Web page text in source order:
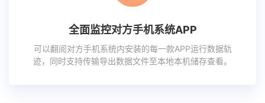
全面监控对方手机系统APP
可以翻阅对方手机系统内安装的每一款APP运行数据轨
迹，同时支持传输导出数据文件至本地本机储存查看。